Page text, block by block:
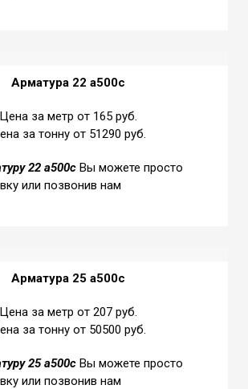
Арматура 22 а500с
Цена за метр от 165 руб.
за тонну от 51290 руб.
22 а500с Вы можете просто
или позвонив нам
Арматура 25 а500с
Цена за метр от 207 руб.
за тонну от 50500 руб.
25 а500с Вы можете просто
или позвонив нам